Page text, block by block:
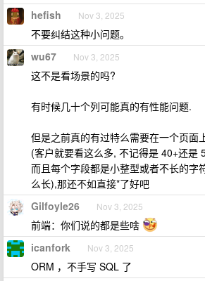
hefish Nov 3, 2025
不要纠结这种小问题。
wu67 Nov 3, 2025
这不是看场景的吗?
有时候几十个列可能真的有性能问题.
但是之前真的有过特么需要在一个页面
(客户就要看这么多, 不记得是 40+还是
而且每个字段都是小整型或者不长的字
么长),那还不如直接*了好吧
Gilfoyle26 Nov 3, 2025
前端：你们说的都是些啥
icanfork Nov 3, 2025
ORM ，不手写 SQL 了